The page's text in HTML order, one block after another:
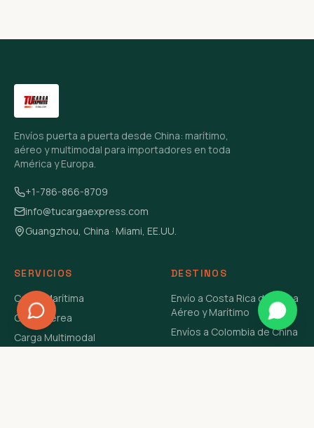
Envíos puerta a puerta desde China: marítimo,
aéreo y multimodal para importadores en toda
América y Europa.
+1-786-866-8709
info@tucargaexpress.com
Guangzhou, China · Miami, EE.UU.
SERVICIOS
Carga Marítima
Carga Aérea
Carga Multimodal
DESTINOS
Envío a Costa Rica de China
Aéreo y Marítimo
Envíos a Colombia de China